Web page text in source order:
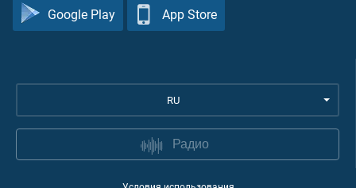
Google Play App Store
RU
Радио